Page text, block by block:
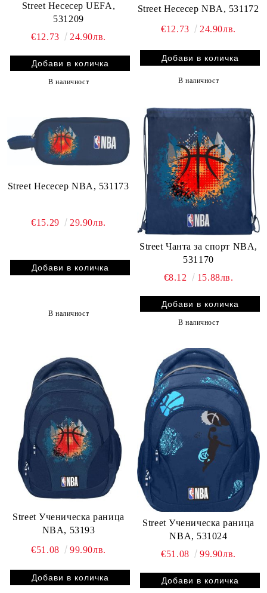
Street Несесер UEFA,
531209
€12.73
24.90лв.
В наличност
Street Несесер NBA, 531172
€12.73 24.90лв.
В наличност
Street Несесер NBA, 531173
€15.29 29.90лв.
В наличност
Street Чанта за спорт NBA,
531170
€8.12
15.88лв.
В наличност
Street Ученическа раница
NBA, 53193
€51.08
99.90лв.
Street Ученическа раница
NBA, 531024
€51.08
99.90лв.